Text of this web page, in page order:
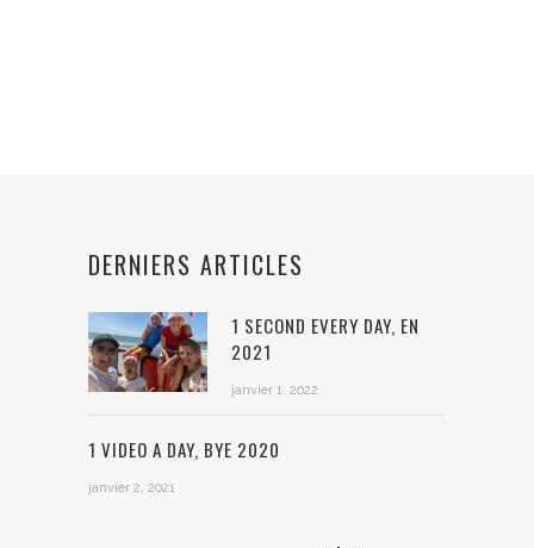
DERNIERS ARTICLES
1 SECOND EVERY DAY, EN
2021
janvier 1, 2022
1 VIDEO A DAY, BYE 2020
janvier 2, 2021